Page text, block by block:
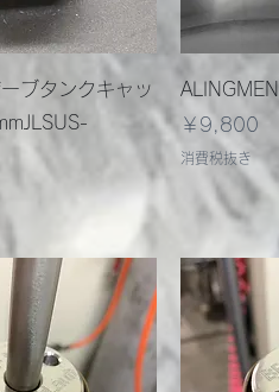
クビュー
ブタンクキャッ
ク
価格
￥9,800
消費税抜き